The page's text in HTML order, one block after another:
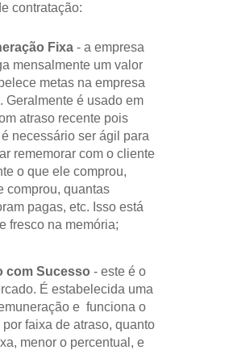
contratação:
Fixa - a empresa
mensalmente um valor
metas na empresa
Geralmente é usado em
atraso recente pois
necessário ser ágil para
rememorar com o cliente
o que ele comprou,
comprou, quantas
pagas, etc. Isso está
fresco na memória;
com Sucesso - este é o
É estabelecida uma
e funciona o
faixa de atraso, quanto
menor o percentual, e